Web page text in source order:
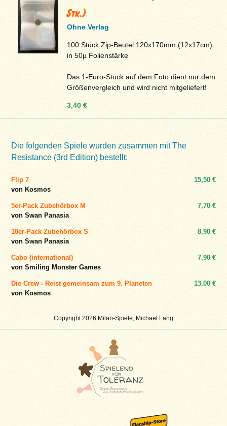
Copyright 2026 Milan-Spiele, Michael Lang
Stk.)
Ohne Verlag
100 Stück Zip-Beutel 120x170mm (12x17cm)
in 50µ Folienstärke
Das 1-Euro-Stück auf dem Foto dient nur dem
Größenvergleich und wird nicht mitgeliefert!
3,40 €
Die folgenden Spiele wurden zusammen mit The
Resistance (3rd Edition) bestellt:
Flip 7
von Kosmos
15,50 €
5er-Pack Zubehörbox M
von Swan Panasia
7,70 €
10er-Pack Zubehörbox S
von Swan Panasia
8,90 €
Cabo (international)
von Smiling Monster Games
7,90 €
Die Crew - Reist gemeinsam zum 9. Planeten
von Kosmos
13,00 €